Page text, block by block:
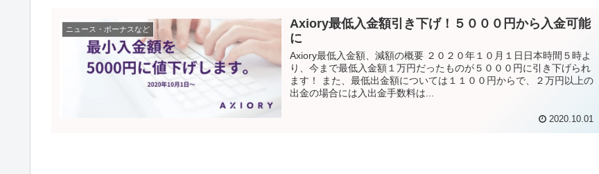
ニュース・ボーナスなど
Axiory最低入金額引き下げ！５０００円から入金可能
に
Axiory最低入金額、減額の概要 ２０２０年１０月１日日本時間５時よ
り、今まで最低入金額１万円だったものが５０００円に引き下げられ
ます！ また、最低出金額については１１００円からで、２万円以上の
出金の場合には入出金手数料は...
2020.10.01